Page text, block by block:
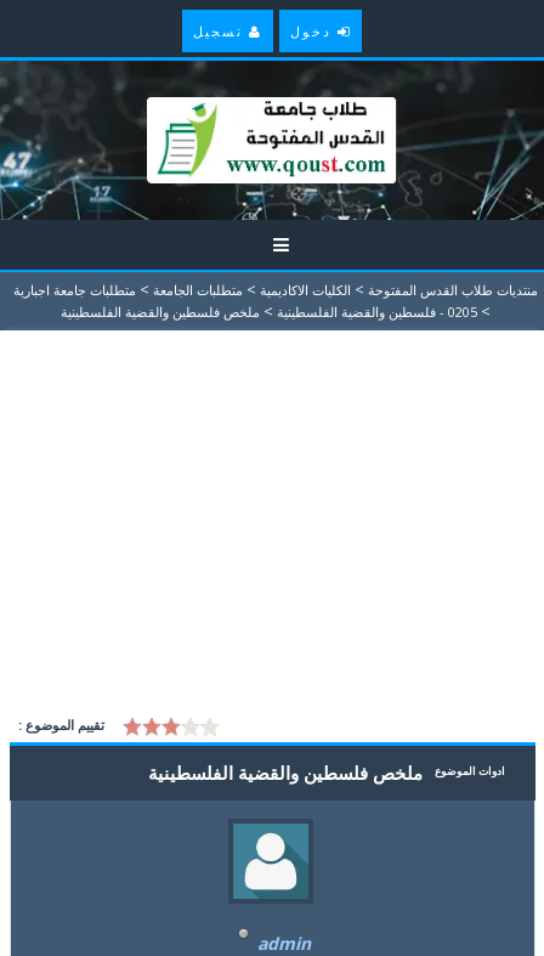
دخول تسجيل
منتديات طلاب القدس المفتوحة > الكليات الاكاديمية > متطلبات الجامعة > متطلبات جامعة اجبارية
> 0205 - فلسطين والقضية الفلسطينية > ملخص فلسطين والقضية الفلسطينية
تقييم الموضوع :
ادوات الموضوع ملخص فلسطين والقضية الفلسطينية
admin